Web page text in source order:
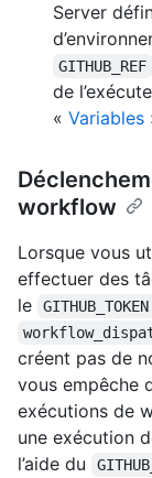
Server
GITHUB_REF
de
« Variables
workflow
Lorsque vous
effectuer des
le
GITHUB_TOKEN
créent pas de
vous empêche
exécutions de
une exécution
l’aide du